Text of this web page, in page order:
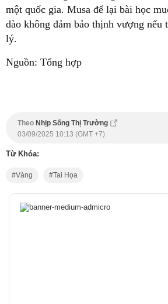
một quốc gia. Musa để lại bài học
dào không đảm bảo thịnh vượng nếu
lý.
Nguồn: Tổng hợp
Theo Nhịp Sống Thị Trường
03/09/2025 10:13 (GMT +7)
Từ Khóa:
Vàng Tai Họa